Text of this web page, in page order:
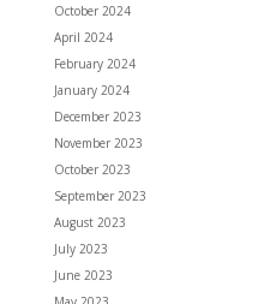
October 2024
April 2024
February 2024
January 2024
December 2023
November 2023
October 2023
September 2023
August 2023
July 2023
June 2023